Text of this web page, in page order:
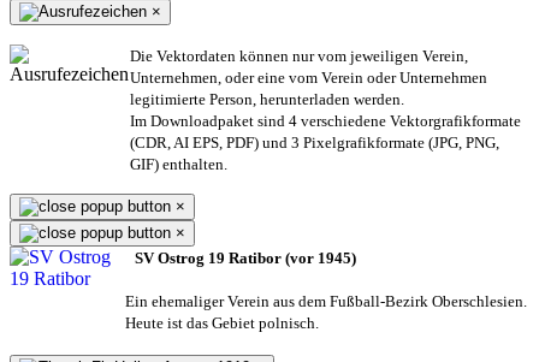
×
Die Vektordaten können nur vom jeweiligen Verein,
Unternehmen, oder eine vom Verein oder Unternehmen
legitimierte Person, herunterladen werden.
Im Downloadpaket sind 4 verschiedene Vektorgrafikformate
(CDR, AI EPS, PDF) und 3 Pixelgrafikformate (JPG, PNG,
GIF) enthalten.
×
×
SV Ostrog 19 Ratibor (vor 1945)
Ein ehemaliger Verein aus dem Fußball-Bezirk Oberschlesien.
Heute ist das Gebiet polnisch.